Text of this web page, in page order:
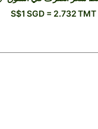
S$1 SGD = 2.732